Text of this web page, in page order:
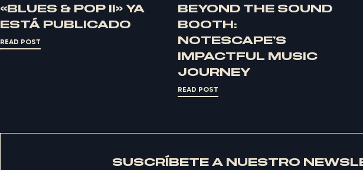
«BLUES & POP II» YA
ESTÁ PUBLICADO
READ POST
BEYOND THE SOUND
BOOTH:
NOTESCAPE’S
IMPACTFUL MUSIC
JOURNEY
READ POST
SUSCRÍBETE A NUESTRO